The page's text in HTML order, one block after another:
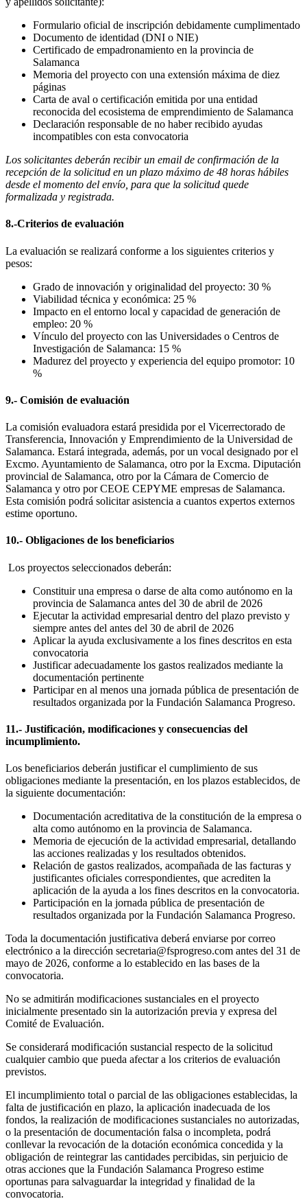
Formulario oficial de inscripción debidamente cumplimentado
Documento de identidad (DNI o NIE)
Certificado de empadronamiento en la provincia de
Salamanca
Memoria del proyecto con una extensión máxima de diez
páginas
Carta de aval o certificación emitida por una entidad
reconocida del ecosistema de emprendimiento de Salamanca
Declaración responsable de no haber recibido ayudas
incompatibles con esta convocatoria
Los solicitantes deberán recibir un email de confirmación de la
recepción de la solicitud en un plazo máximo de 48 horas hábiles
desde el momento del envío, para que la solicitud quede
formalizada y registrada.
8.-Criterios de evaluación
La evaluación se realizará conforme a los siguientes criterios y
pesos:
Grado de innovación y originalidad del proyecto: 30 %
Viabilidad técnica y económica: 25 %
Impacto en el entorno local y capacidad de generación de
empleo: 20 %
Vínculo del proyecto con las Universidades o Centros de
Investigación de Salamanca: 15 %
Madurez del proyecto y experiencia del equipo promotor: 10
%
9.- Comisión de evaluación
La comisión evaluadora estará presidida por el Vicerrectorado de
Transferencia, Innovación y Emprendimiento de la Universidad de
Salamanca. Estará integrada, además, por un vocal designado por el
Excmo. Ayuntamiento de Salamanca, otro por la Excma. Diputación
provincial de Salamanca, otro por la Cámara de Comercio de
Salamanca y otro por CEOE CEPYME empresas de Salamanca.
Esta comisión podrá solicitar asistencia a cuantos expertos externos
estime oportuno.
10.- Obligaciones de los beneficiarios
Los proyectos seleccionados deberán:
Constituir una empresa o darse de alta como autónomo en la
provincia de Salamanca antes del 30 de abril de 2026
Ejecutar la actividad empresarial dentro del plazo previsto y
siempre antes del antes del 30 de abril de 2026
Aplicar la ayuda exclusivamente a los fines descritos en esta
convocatoria
Justificar adecuadamente los gastos realizados mediante la
documentación pertinente
Participar en al menos una jornada pública de presentación de
resultados organizada por la Fundación Salamanca Progreso.
11.- Justificación, modificaciones y consecuencias del
incumplimiento.
Los beneficiarios deberán justificar el cumplimiento de sus
obligaciones mediante la presentación, en los plazos establecidos, de
la siguiente documentación:
Documentación acreditativa de la constitución de la empresa o
alta como autónomo en la provincia de Salamanca.
Memoria de ejecución de la actividad empresarial, detallando
las acciones realizadas y los resultados obtenidos.
Relación de gastos realizados, acompañada de las facturas y
justificantes oficiales correspondientes, que acrediten la
aplicación de la ayuda a los fines descritos en la convocatoria.
Participación en la jornada pública de presentación de
resultados organizada por la Fundación Salamanca Progreso.
Toda la documentación justificativa deberá enviarse por correo
electrónico a la dirección secretaria@fsprogreso.com antes del 31 de
mayo de 2026, conforme a lo establecido en las bases de la
convocatoria.
No se admitirán modificaciones sustanciales en el proyecto
inicialmente presentado sin la autorización previa y expresa del
Comité de Evaluación.
Se considerará modificación sustancial respecto de la solicitud
cualquier cambio que pueda afectar a los criterios de evaluación
previstos.
El incumplimiento total o parcial de las obligaciones establecidas, la
falta de justificación en plazo, la aplicación inadecuada de los
fondos, la realización de modificaciones sustanciales no autorizadas,
o la presentación de documentación falsa o incompleta, podrá
conllevar la revocación de la dotación económica concedida y la
obligación de reintegrar las cantidades percibidas, sin perjuicio de
otras acciones que la Fundación Salamanca Progreso estime
oportunas para salvaguardar la integridad y finalidad de la
convocatoria.